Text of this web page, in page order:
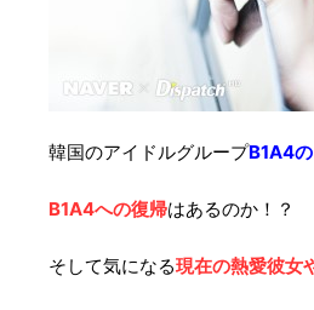
韓国のアイドルグループB1A4
B1A4への復帰はあるのか！？
そして気になる現在の熱愛彼女